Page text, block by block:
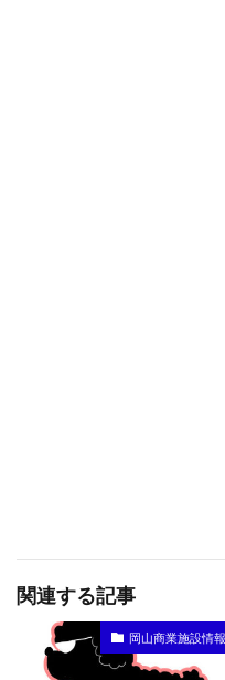
関連する記事
岡山商業施設情報